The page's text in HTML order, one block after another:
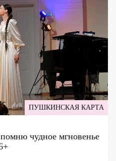
ПУШКИНСКАЯ КАРТА
чудное мгновенье